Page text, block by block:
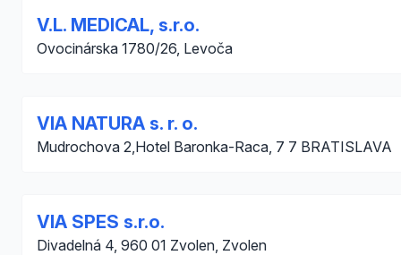
V.L. MEDICAL, s.r.o.
Ovocinárska 1780/26, Levoča
VIA NATURA s. r. o.
Mudrochova 2,Hotel Baronka-Raca, 7 7 BRATISLAVA
VIA SPES s.r.o.
Divadelná 4, 960 01 Zvolen, Zvolen